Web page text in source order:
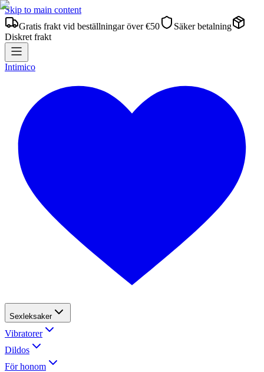
Skip to main content
Gratis frakt vid beställningar över €50
Säker betalning
Diskret frakt
Intimico
Sexleksaker
Vibratorer
Dildos
För honom